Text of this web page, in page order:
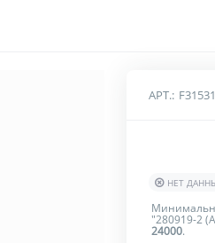
АРТ.:
НЕТ
"280919-2
24000.